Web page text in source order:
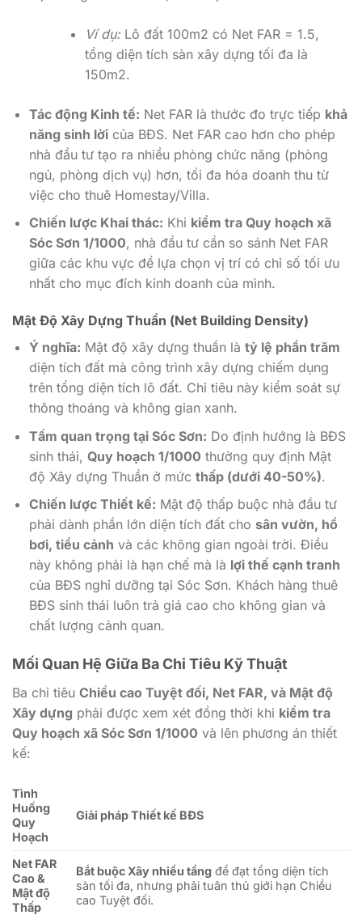
Ví dụ:Lô đất 100m2 có Net FAR = 1.5,
tổng diện tích sàn xây dựng tối đa là
150m2.
Tác động Kinh tế: Net FAR là thước đo trực tiếp khả
năng sinh lờicủa BĐS. Net FAR cao hơn cho phép
nhà đầu tư tạo ra nhiều phòng chức năng (phòng
ngủ, phòng dịch vụ) hơn, tối đa hóa doanh thu từ
việc cho thuê Homestay/Villa.
Chiến lược Khai thác: Khi kiểm tra Quy hoạch xã
Sóc Sơn 1/1000, nhà đầu tư cần so sánh Net FAR
giữa các khu vực để lựa chọn vị trí có chỉ số tối ưu
nhất cho mục đích kinh doanh của mình.
Mật Độ Xây Dựng Thuần (Net Building Density)
Ý nghĩa: Mật độ xây dựng thuần là tỷ lệ phần trăm
diện tích đất mà công trình xây dựng chiếm dụng
trên tổng diện tích lô đất. Chỉ tiêu này kiểm soát sự
thông thoáng và không gian xanh.
Tầm quan trọng tại Sóc Sơn: Do định hướng là BĐS
sinh thái, Quy hoạch 1/1000 thường quy định Mật
độ Xây dựng Thuần ở mức thấp (dưới 40-50%).
Chiến lược Thiết kế: Mật độ thấp buộc nhà đầu tư
phải dành phần lớn diện tích đất cho sân vườn, hồ
bơi, tiểu cảnh và các không gian ngoài trời. Điều
này không phải là hạn chế mà là lợi thế cạnh tranh
của BĐS nghỉ dưỡng tại Sóc Sơn. Khách hàng thuê
BĐS sinh thái luôn trả giá cao cho không gian và
chất lượng cảnh quan.
Mối Quan Hệ Giữa Ba Chỉ Tiêu Kỹ Thuật
Ba chỉ tiêu Chiều cao Tuyệt đối, Net FAR, và Mật độ
Xây dựng phải được xem xét đồng thời khi kiểm tra
Quy hoạch xã Sóc Sơn 1/1000 và lên phương án thiết
kế:
Tình
Huống
Quy
Hoạch
Giải pháp Thiết kế BĐS
Net FAR
Cao &
Mật độ
Thấp
Bắt buộc Xây nhiều tầng để đạt tổng diện tích
sàn tối đa, nhưng phải tuân thủ giới hạn Chiều
cao Tuyệt đối.